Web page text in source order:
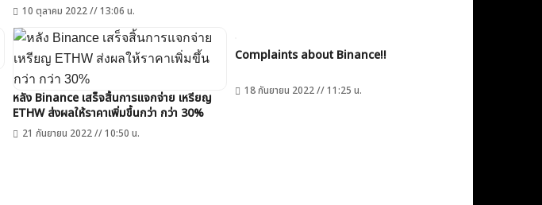
10 ตุลาคม 2022 // 13:06 น.
หลัง Binance เสร็จสิ้นการแจกจ่าย เหรียญ
ETHW ส่งผลให้ราคาเพิ่มขึ้นกว่า กว่า 30%
21 กันยายน 2022 // 10:50 น.
Complaints about Binance!!
18 กันยายน 2022 // 11:25 น.